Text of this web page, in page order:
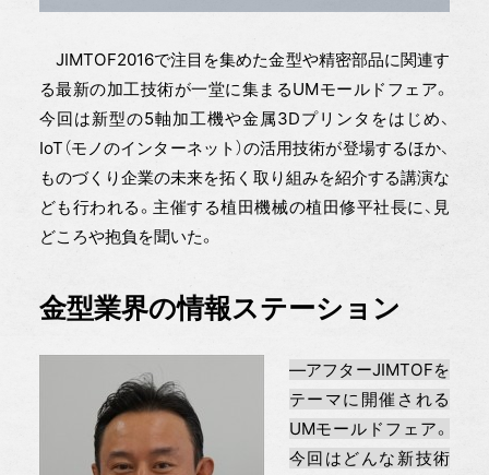
JIMTOF2016で注目を集めた金型や精密部品に関連す
る最新の加工技術が一堂に集まるUMモールドフェア。
今回は新型の5軸加工機や金属3Dプリンタをはじめ、
IoT（モノのインターネット）の活用技術が登場するほか、
ものづくり企業の未来を拓く取り組みを紹介する講演な
ども行われる。主催する植田機械の植田修平社長に、見
どころや抱負を聞いた。
金型業界の情報ステーション
―アフターJIMTOFを
テーマに開催される
UMモールドフェア。
今回はどんな新技術